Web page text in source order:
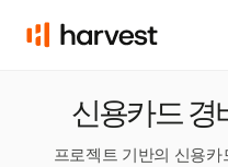
신용카드 경
프로젝트 기반의 신용